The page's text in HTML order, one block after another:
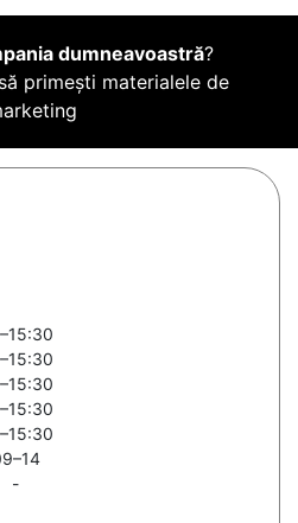
dumneavoastră?
primești materialele de
-